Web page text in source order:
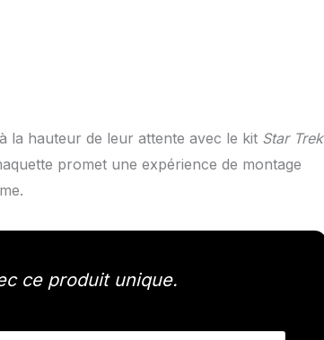
la hauteur de leur attente avec le kit Star Trek
promet une expérience de montage
ce produit unique.